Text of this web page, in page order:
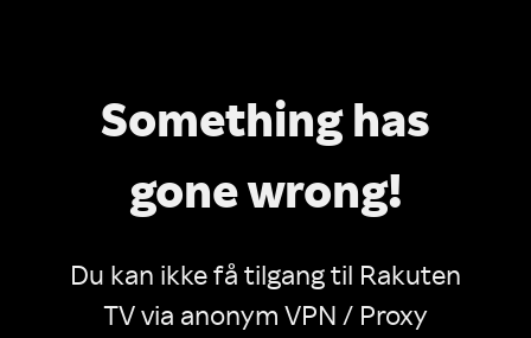
Something has
gone wrong!
Du kan ikke få tilgang til Rakuten
TV via anonym VPN / Proxy